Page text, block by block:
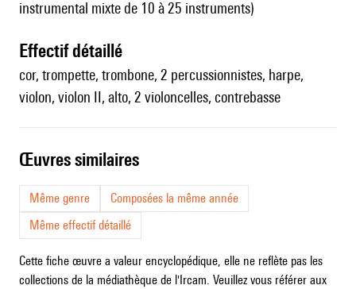
instrumental mixte de 10 à 25 instruments)
effectif détaillé
cor, trompette, trombone, 2 percussionnistes, harpe,
violon, violon II, alto, 2 violoncelles, contrebasse
œuvres similaires
Même genre
Composées la même année
Même effectif détaillé
Cette fiche œuvre a valeur encyclopédique, elle ne reflète pas les
collections de la médiathèque de l'Ircam. Veuillez vous référer aux